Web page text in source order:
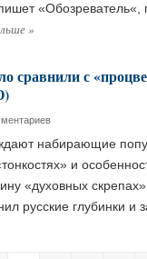
»
сравнили с
набирающие
и
«духовных
русские глубинки и